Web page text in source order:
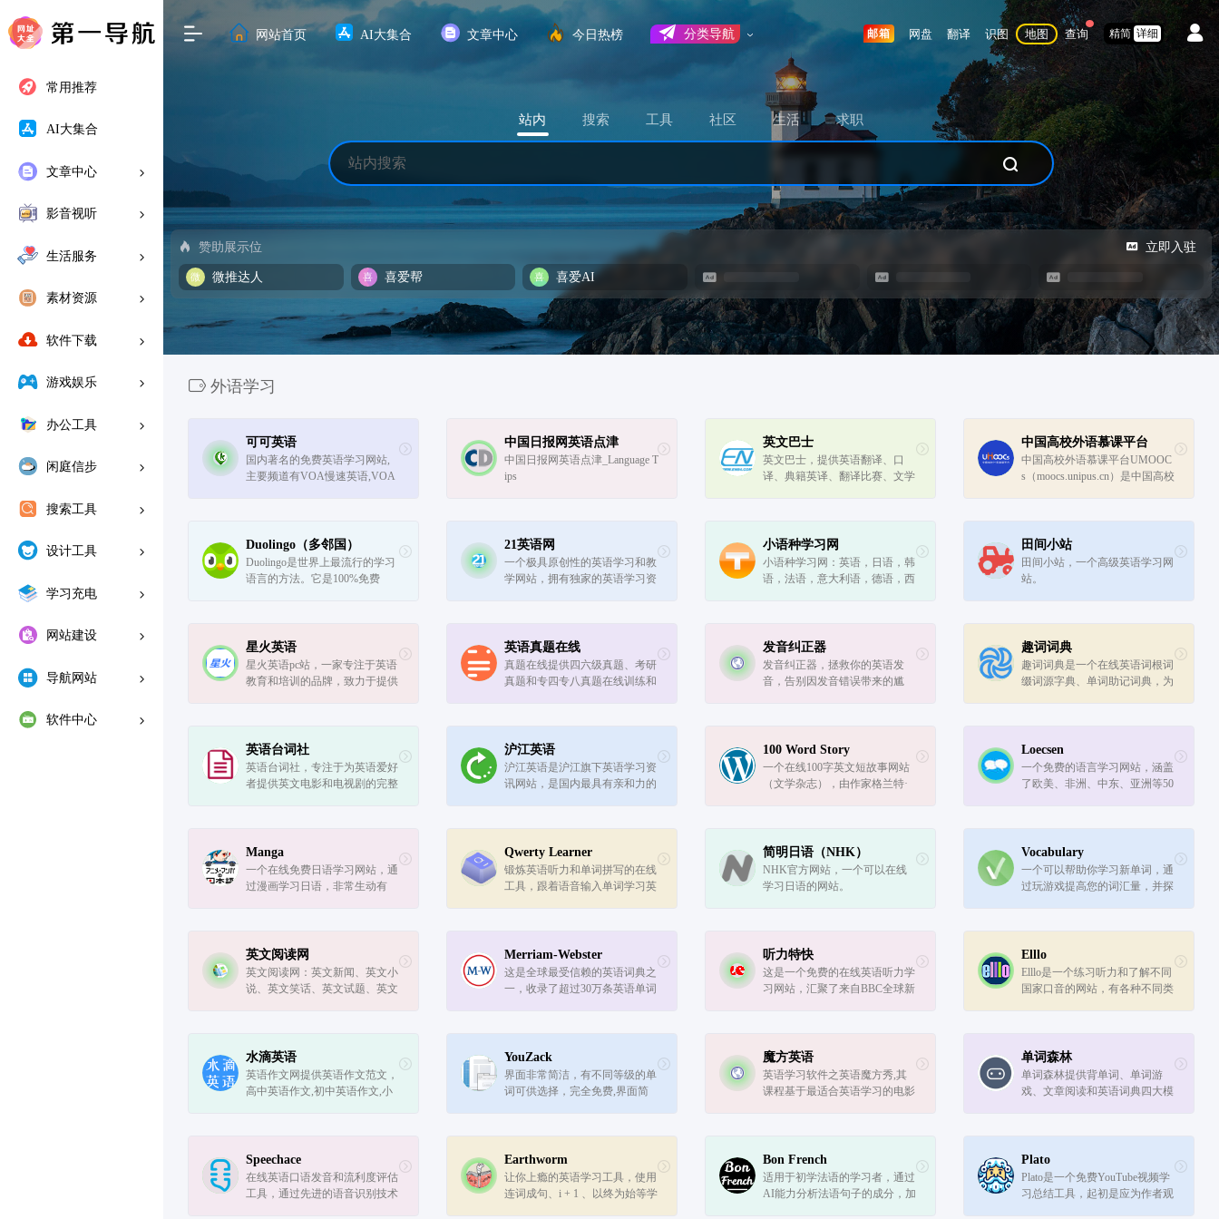
常用推荐
AI大集合
文章中心
影音视听
生活服务
素材资源
软件下载
游戏娱乐
办公工具
闲庭信步
搜索工具
设计工具
学习充电
网站建设
导航网站
软件中心
网站首页 AI大集合 文章中心 今日热榜 分类导航 邮箱 网盘 翻译 识图 地图 查询 精简 详细
站内 搜索 工具 社区 生活 求职
赞助展示位 立即入驻
微推达人 喜爱帮 喜爱AI
外语学习
可可英语
国内著名的免费英语学习网站,
主要频道有VOA慢速英语,VOA
频和课件下载
中国日报网英语点津
中国日报网英语点津_Language T
ips
英文巴士
英文巴士，提供英语翻译、口
译、典籍英译、翻译比赛、文学
中国高校外语慕课平台
中国高校外语慕课平台UMOOC
s（moocs.unipus.cn）是中国高校
各高校优质课程，各高校可引
入...
Duolingo（多邻国）
Duolingo是世界上最流行的学习
语言的方法。它是100%免费
21英语网
一个极具原创性的英语学习和教
学网站，拥有独家的英语学习资
服务。
小语种学习网
小语种学习网：英语，日语，韩
语，法语，意大利语，德语，西
田间小站
田间小站，一个高级英语学习网
站。
星火英语
星火英语pc站，一家专注于英语
教育和培训的品牌，致力于提供
英语真题在线
真题在线提供四六级真题、考研
真题和专四专八真题在线训练和
发音纠正器
发音纠正器，拯救你的英语发
音，告别因发音错误带来的尴
趣词词典
趣词词典是一个在线英语词根词
缀词源字典、单词助记词典，为
英语台词社
英语台词社，专注于为英语爱好
者提供英文电影和电视剧的完整
有电影的台词都可以下载pdf文
件。
沪江英语
沪江英语是沪江旗下英语学习资
讯网站，是国内最具有亲和力的
为全国数千万英语学习者提供专
业服务。
100 Word Story
一个在线100字英文短故事网站
（文学杂志），由作家格兰特·
Loecsen
一个免费的语言学习网站，涵盖
了欧美、非洲、中东、亚洲等50
Manga
一个在线免费日语学习网站，通
过漫画学习日语，非常生动有
Qwerty Learner
锻炼英语听力和单词拼写的在线
工具，跟着语音输入单词学习英
简明日语（NHK）
NHK官方网站，一个可以在线
学习日语的网站。
Vocabulary
一个可以帮助你学习新单词，通
过玩游戏提高您的词汇量，并探
英文阅读网
英文阅读网：英文新闻、英文小
说、英文笑话、英文试题、英文
等大量英文阅读资料，免费在...
Merriam-Webster
这是全球最受信赖的英语词典之
一，收录了超过30万条英语单词
听力特快
这是一个免费的在线英语听力学
习网站，汇聚了来自BBC全球新
Elllo
Elllo是一个练习听力和了解不同
国家口音的网站，有各种不同类
和学生可以为初学者、中级和...
水滴英语
英语作文网提供英语作文范文，
高中英语作文,初中英语作文,小
读、写作、学习能力！
YouZack
界面非常简洁，有不同等级的单
词可供选择，完全免费,界面简
魔方英语
英语学习软件之英语魔方秀,其
课程基于最适合英语学习的电影
习口语,提高听力,最终整体提
高...
单词森林
单词森林提供背单词、单词游
戏、文章阅读和英语词典四大模
Speechace
在线英语口语发音和流利度评估
工具，通过先进的语音识别技术
Earthworm
让你上瘾的英语学习工具，使用
连词成句、i + 1 、以终为始等学
Bon French
适用于初学法语的学习者，通过
AI能力分析法语句子的成分，加
Plato
Plato是一个免费YouTube视频学
习总结工具，起初是应为作者观